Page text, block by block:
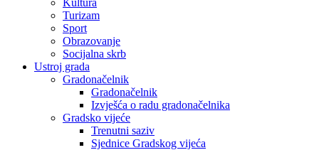
Turizam
Sport
Obrazovanje
Socijalna skrb
Ustroj grada
Gradonačelnik
Gradonačelnik
Izvješća o radu gradonačelnika
Gradsko vijeće
Trenutni saziv
Sjednice Gradskog vijeća